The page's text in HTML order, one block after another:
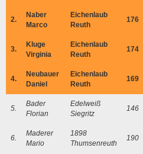
2.
Naber
Marco
Eichenlaub
Reuth
176
3.
Kluge
Virginia
Eichenlaub
Reuth
174
4.
Neubauer
Daniel
Eichenlaub
Reuth
169
5.
Bader
Florian
Edelweiß
Siegritz
146
6.
Maderer
Mario
1898
Thumsenreuth
190